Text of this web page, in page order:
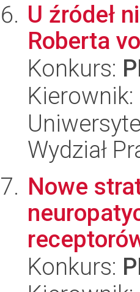
U źródeł
Roberta
Konkurs:
Kierownik:
Wydział
Nowe
Konkurs: